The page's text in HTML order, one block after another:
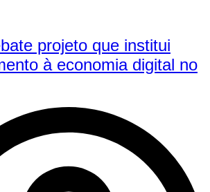
projeto que institui
à economia digital no